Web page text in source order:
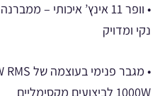
• וופר 11 אינץ’ איכותי
נקי ומדויק
1000W לביצועים מקסימליים